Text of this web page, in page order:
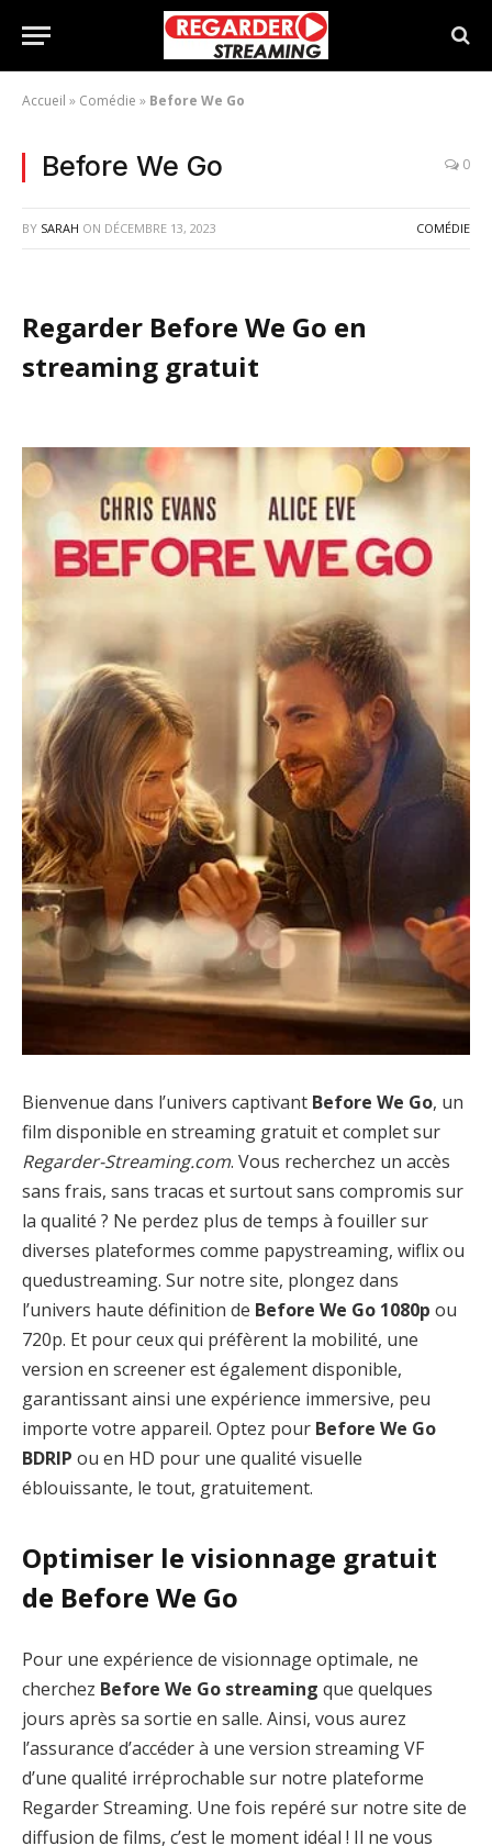
Accueil » Comédie » Before We Go
Before We Go 0
BY SARAH ON DÉCEMBRE 13, 2023 COMÉDIE
Regarder Before We Go en
streaming gratuit
Bienvenue dans l’univers captivant Before We Go, un
film disponible en streaming gratuit et complet sur
Regarder-Streaming.com. Vous recherchez un accès
sans frais, sans tracas et surtout sans compromis sur
la qualité ? Ne perdez plus de temps à fouiller sur
diverses plateformes comme papystreaming, wiflix ou
quedustreaming. Sur notre site, plongez dans
l’univers haute définition de Before We Go 1080p ou
720p. Et pour ceux qui préfèrent la mobilité, une
version en screener est également disponible,
garantissant ainsi une expérience immersive, peu
importe votre appareil. Optez pour Before We Go
BDRIP ou en HD pour une qualité visuelle
éblouissante, le tout, gratuitement.
Optimiser le visionnage gratuit
de Before We Go
Pour une expérience de visionnage optimale, ne
cherchez Before We Go streaming que quelques
jours après sa sortie en salle. Ainsi, vous aurez
l’assurance d’accéder à une version streaming VF
d’une qualité irréprochable sur notre plateforme
Regarder Streaming. Une fois repéré sur notre site de
diffusion de films, c’est le moment idéal ! Il ne vous